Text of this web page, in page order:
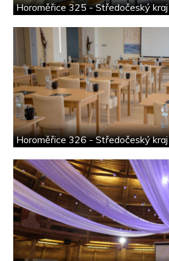
Horoměřice 325 - Středočeský kraj
Horoměřice 326 - Středočeský kraj